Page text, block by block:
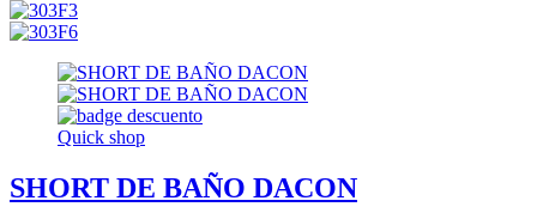
Quick shop
SHORT DE BAÑO DACON